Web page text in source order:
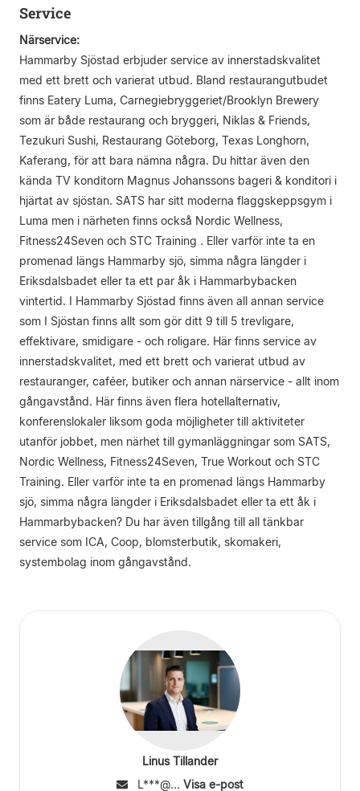
Service
Närservice:
Hammarby Sjöstad erbjuder service av innerstadskvalitet
med ett brett och varierat utbud. Bland restaurangutbudet
finns Eatery Luma, Carnegiebryggeriet/Brooklyn Brewery
som är både restaurang och bryggeri, Niklas & Friends,
Tezukuri Sushi, Restaurang Göteborg, Texas Longhorn,
Kaferang, för att bara nämna några. Du hittar även den
kända TV konditorn Magnus Johanssons bageri & konditori i
hjärtat av sjöstan. SATS har sitt moderna flaggskeppsgym i
Luma men i närheten finns också Nordic Wellness,
Fitness24Seven och STC Training . Eller varför inte ta en
promenad längs Hammarby sjö, simma några längder i
Eriksdalsbadet eller ta ett par åk i Hammarbybacken
vintertid. I Hammarby Sjöstad finns även all annan service
som I Sjöstan finns allt som gör ditt 9 till 5 trevligare,
effektivare, smidigare - och roligare. Här finns service av
innerstadskvalitet, med ett brett och varierat utbud av
restauranger, caféer, butiker och annan närservice - allt inom
gångavstånd. Här finns även flera hotellalternativ,
konferenslokaler liksom goda möjligheter till aktiviteter
utanför jobbet, men närhet till gymanläggningar som SATS,
Nordic Wellness, Fitness24Seven, True Workout och STC
Training. Eller varför inte ta en promenad längs Hammarby
sjö, simma några längder i Eriksdalsbadet eller ta ett åk i
Hammarbybacken? Du har även tillgång till all tänkbar
service som ICA, Coop, blomsterbutik, skomakeri,
systembolag inom gångavstånd.
Linus Tillander
L***@... Visa e-post